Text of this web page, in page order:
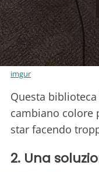
imgur
Questa
cambiano colore
star facendo
2. Una